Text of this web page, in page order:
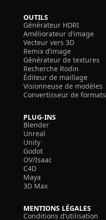
OUTILS
Générateur HDRI
Améliorateur d’image
Vecteur vers 3D
Remix d’image
Générateur de textures
Recherche Rodin
Éditeur de maillage
Visionneuse de modèles
Convertisseur de formats
PLUG-INS
Blender
Unreal
Unity
Godot
OV/Isaac
C4D
Maya
3D Max
MENTIONS LÉGALES
Conditions d’utilisation